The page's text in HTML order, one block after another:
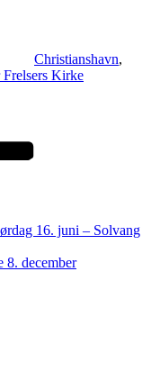
Christianshavn,
Frelsers Kirke
16. juni – Solvang
december